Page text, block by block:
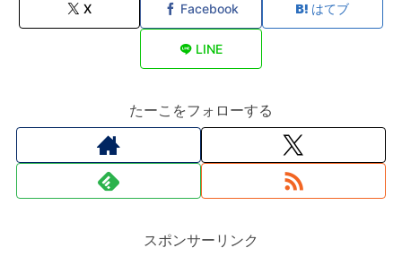
X Facebook はてブ
LINE
たーこをフォローする
スポンサーリンク